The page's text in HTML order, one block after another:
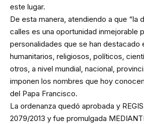
este lugar.
De esta manera, atendiendo a que “la
calles es una oportunidad inmejorable
personalidades que se han destacado
humanitarios, religiosos, políticos,
otros, a nivel mundial, nacional,
imponen los nombres que hoy
del Papa Francisco.
La ordenanza quedó aprobada y
2079/2013 y fue promulgada